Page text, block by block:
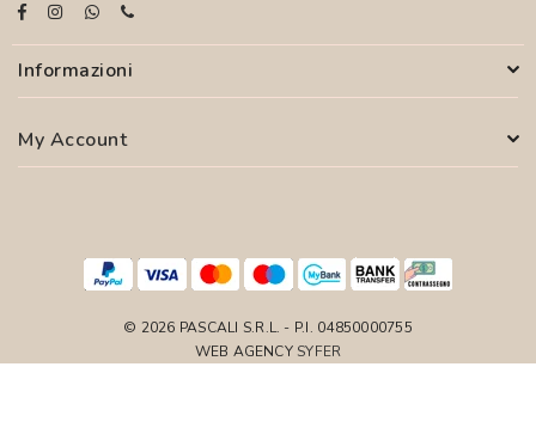
Informazioni
My Account
© 2026 PASCALI S.R.L. - P.I. 04850000755
WEB AGENCY SYFER